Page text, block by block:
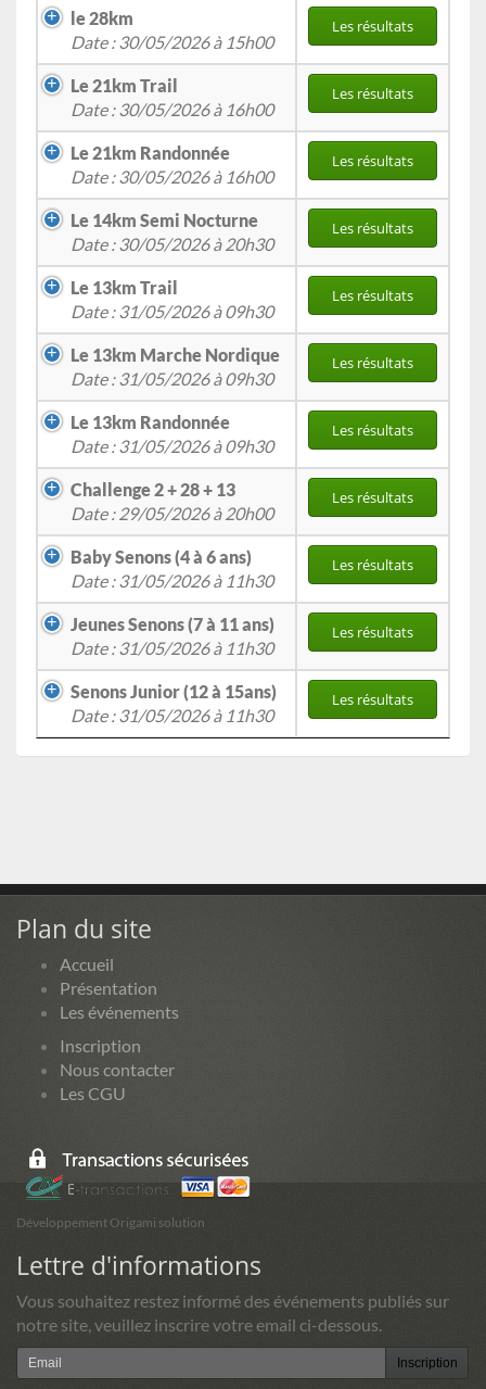
le 28km
Date : 30/05/2026 à 15h00
Les résultats
Le 21km Trail
Date : 30/05/2026 à 16h00
Les résultats
Le 21km Randonnée
Date : 30/05/2026 à 16h00
Les résultats
Le 14km Semi Nocturne
Date : 30/05/2026 à 20h30
Les résultats
Le 13km Trail
Date : 31/05/2026 à 09h30
Les résultats
Le 13km Marche Nordique
Date : 31/05/2026 à 09h30
Les résultats
Le 13km Randonnée
Date : 31/05/2026 à 09h30
Les résultats
Challenge 2 + 28 + 13
Date : 29/05/2026 à 20h00
Les résultats
Baby Senons (4 à 6 ans)
Date : 31/05/2026 à 11h30
Les résultats
Jeunes Senons (7 à 11 ans)
Date : 31/05/2026 à 11h30
Les résultats
Senons Junior (12 à 15ans)
Date : 31/05/2026 à 11h30
Les résultats
Plan du site
Accueil
Présentation
Les événements
Inscription
Nous contacter
Les CGU
Développement Origami solution
Lettre d'informations
Vous souhaitez restez informé des événements publiés sur
notre site, veuillez inscrire votre email ci-dessous.
Inscription